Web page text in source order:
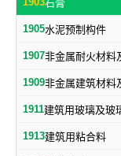
石膏
1905水泥预制构件
1907非金属耐火材料
1909
1911建筑用玻璃及玻
1913建筑用粘合料